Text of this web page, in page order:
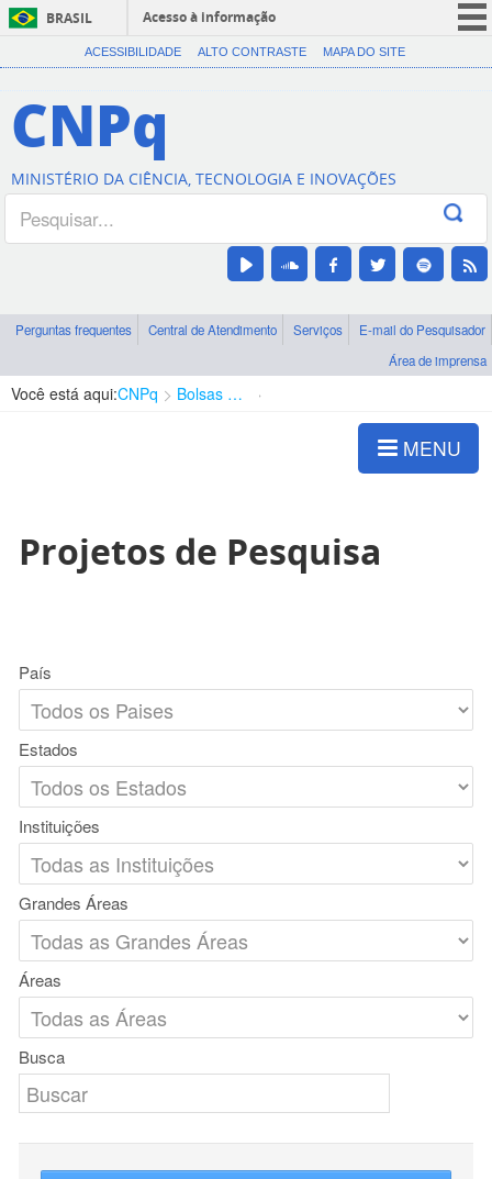
BRASIL
Acesso à informação
CORONAVÍRUS (COVID-19)
Canais
ACESSIBILIDADE ALTO CONTRASTE MAPA DO SITE
CNPq
MINISTÉRIO DA CIÊNCIA, TECNOLOGIA E INOVAÇÕES
Perguntas frequentes Central de Atendimento Serviços
E-mail do Pesquisador
Área de imprensa
Você está aqui:CNPq Bolsas e Auxílios Vigentes
MENU
Projetos de Pesquisa
País
Estados
Instituições
Grandes Áreas
Áreas
Busca